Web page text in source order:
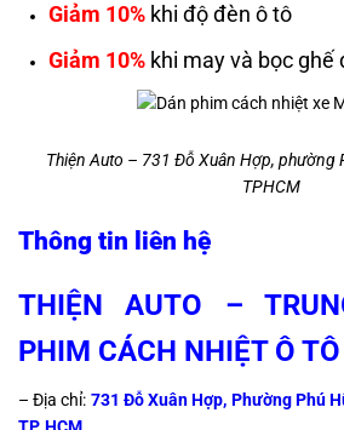
Giảm 10% khi độ đèn ô tô
Giảm 10% khi may và bọc ghế
Thiện Auto – 731 Đỗ Xuân Hợp, phường
TPHCM
Thông tin liên hệ
THIỆN AUTO –
PHIM CÁCH NHIỆT Ô
– Địa chỉ: 731 Đỗ Xuân Hợp, Phường Phú